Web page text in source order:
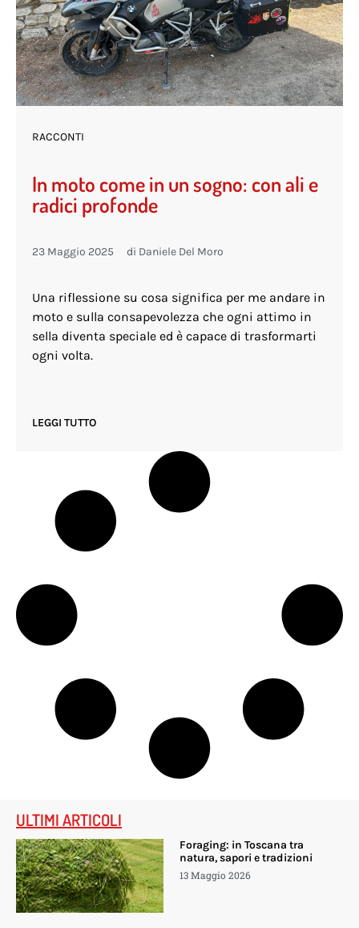
RACCONTI
In moto come in un sogno: con ali e
radici profonde
23 Maggio 2025 di Daniele Del Moro
Una riflessione su cosa significa per me andare in
moto e sulla consapevolezza che ogni attimo in
sella diventa speciale ed è capace di trasformarti
ogni volta.
LEGGI TUTTO
ULTIMI ARTICOLI
Foraging: in Toscana tra
natura, sapori e tradizioni
13 Maggio 2026